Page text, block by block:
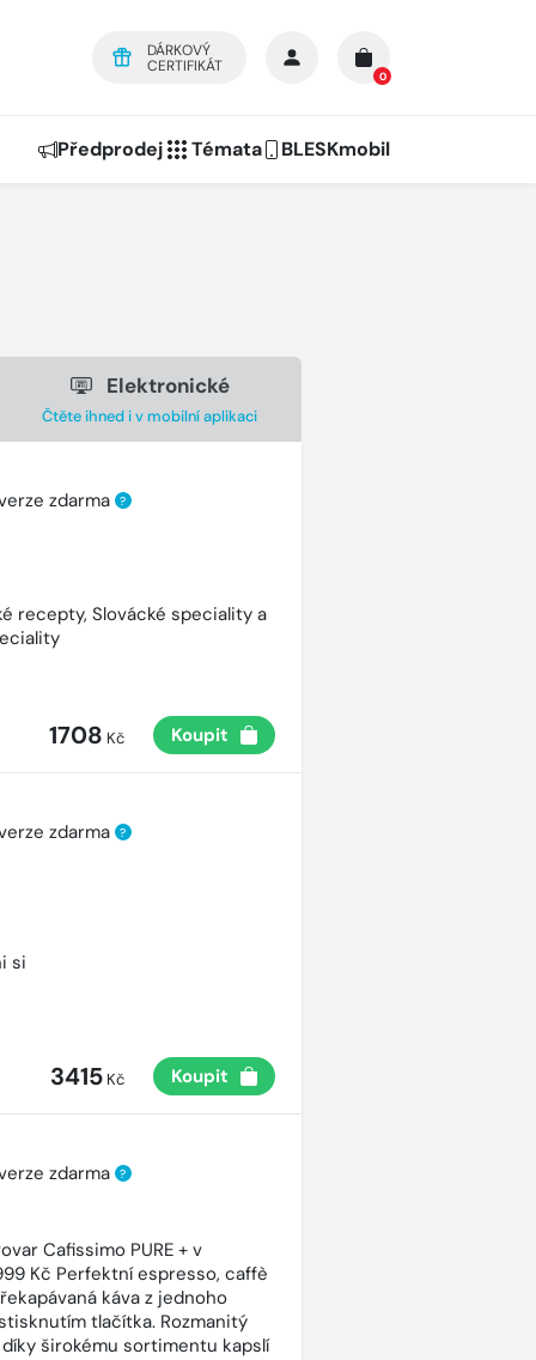
DÁRKOVÝ
CERTIFIKÁT
0
Předprodej Témata BLESKmobil
Elektronické
Čtěte ihned i v mobilní aplikaci
zdarma ?
recepty, Slovácké speciality a
1708 Kč Koupit
zdarma ?
si
3415Kč Koupit
zdarma ?
Cafissimo PURE + v
Kč Perfektní espresso, caffè
káva z jednoho
tlačítka. Rozmanitý
širokému sortimentu kapslí